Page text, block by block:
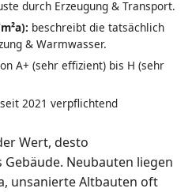
durch Erzeugung & Transport.
beschreibt die tatsächlich
& Warmwasser.
A+ (sehr effizient) bis H (sehr
2021 verpflichtend
Wert, desto
Neubauten liegen
unsanierte Altbauten oft